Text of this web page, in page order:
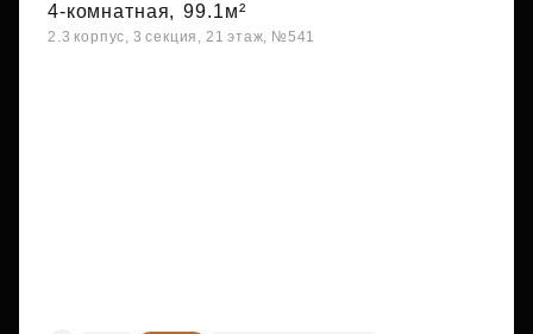
4-комнатная, 99.1м²
2.3 корпус, 3 секция, 21 этаж, №541